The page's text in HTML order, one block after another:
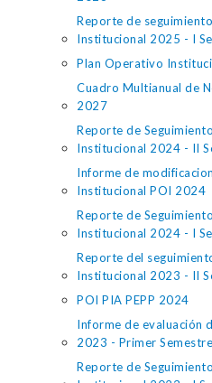
Reporte de
Institucional 2025 - I
Plan Operativo
Cuadro Multianual de
2027
Reporte de
Institucional 2024 - II
Informe de
Institucional POI 2024
Reporte de
Institucional 2024 - I
Reporte del
Institucional 2023 - II
POI PIA PEPP 2024
Informe de evaluación
2023 - Primer Semestre
Reporte de